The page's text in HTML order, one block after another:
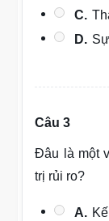
C.
D.
Câu 3
Đâu là một
trị rủi ro?
A.